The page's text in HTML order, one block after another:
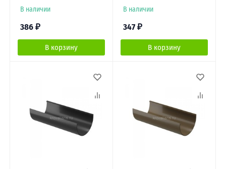
В наличии
386 ₽
В корзину
В наличии
347 ₽
В корзину